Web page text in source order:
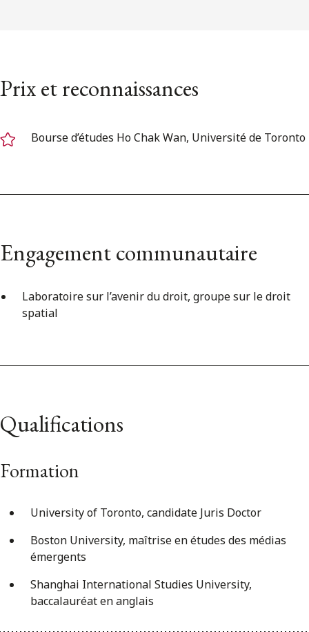
Prix et reconnaissances
Bourse d’études Ho Chak Wan, Université de Toronto
Engagement communautaire
Laboratoire sur l’avenir du droit, groupe sur le droit
spatial
Qualifications
Formation
University of Toronto, candidate Juris Doctor
Boston University, maîtrise en études des médias
émergents
Shanghai International Studies University,
baccalauréat en anglais